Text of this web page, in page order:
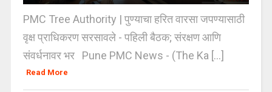
PMC Tree Authority | पुण्याचा हरित वारसा जपण्यासाठी
वृक्ष प्राधिकरण सरसावले - पहिली बैठक; संरक्षण आणि
संवर्धनावर भर Pune PMC News - (The Ka [...]
Read More